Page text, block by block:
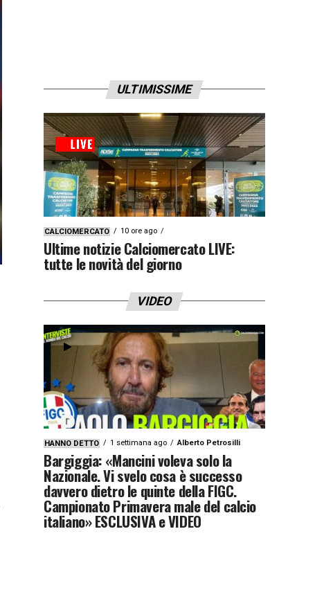
ULTIMISSIME
CALCIOMERCATO 10 ore ago
Ultime notizie Calciomercato LIVE:
tutte le novità del giorno
VIDEO
HANNO DETTO 1 settimana ago Alberto Petrosilli
Bargiggia: «Mancini voleva solo la
Nazionale. Vi svelo cosa è successo
davvero dietro le quinte della FIGC.
Campionato Primavera male del calcio
italiano» ESCLUSIVA e VIDEO